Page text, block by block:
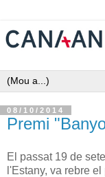
08/10/2014
Premi
El passat 19 de
l'Estany, va rebre